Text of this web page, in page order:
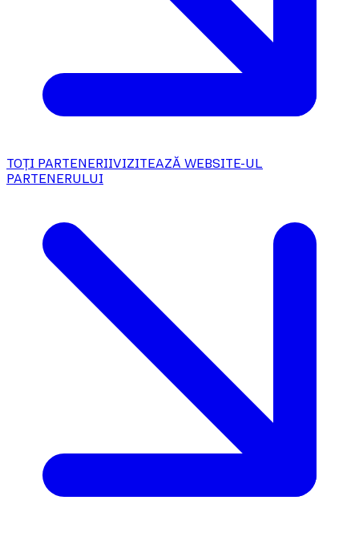
TOȚI PARTENERIIVIZITEAZĂ WEBSITE-UL
PARTENERULUI